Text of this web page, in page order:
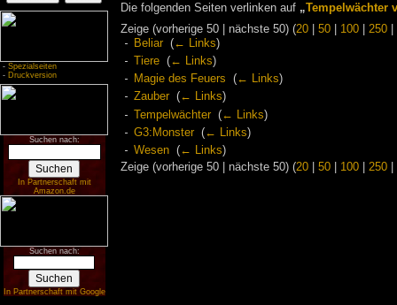
- Spezialseiten
- Druckversion
Suchen nach:
In Partnerschaft mit
Amazon.de
Suchen nach:
In Partnerschaft mit Google
Die folgenden Seiten verlinken auf „Tempelwächter
Zeige (vorherige 50 | nächste 50) (20| 50| 100| 250|
Beliar‎ (← Links)
Tiere‎ (← Links)
Magie des Feuers
(← Links)
Zauber‎ (← Links)
Tempelwächter‎ (← Links)
G3:Monster‎ (← Links)
Wesen‎ (← Links)
Zeige (vorherige 50 | nächste 50) (20| 50| 100| 250|